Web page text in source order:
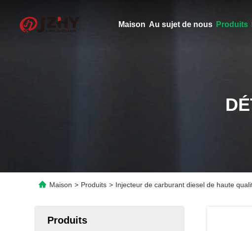
Maison Au sujet de nous Produits
Maison > Produits > Injecteur de carburant diesel de haute
Produits